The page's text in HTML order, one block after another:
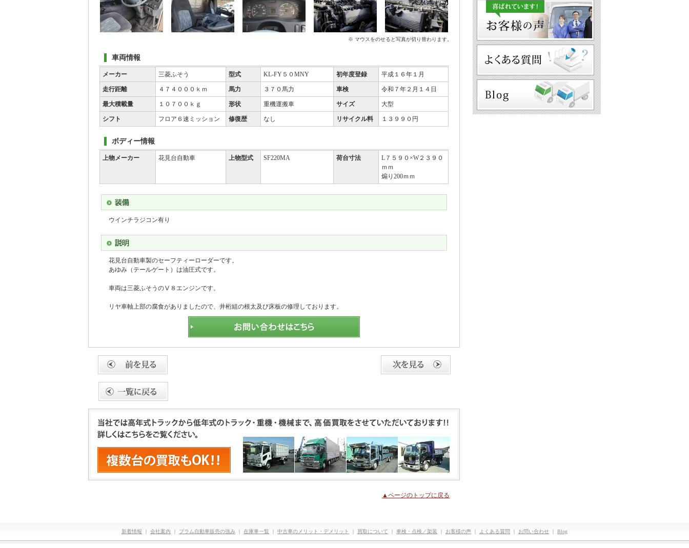
※ マウスをのせると写真が切り替わります。
車両情報
メーカー 三菱ふそう 型式 KL-FY５０MNY 初年度登録 平成１６年１月
走行距離 ４７４０００ｋｍ 馬力 ３７０馬力 車検 令和７年２月１４日
最大積載量 １０７００ｋｇ 形状 重機運搬車 サイズ 大型
シフト フロア６速ミッション 修復歴 なし リサイクル料 １３９９０円
ボディー情報
上物メーカー 花見台自動車 上物型式 SF220MA 荷台寸法
L７５９０×W２３９０
ｍｍ
煽り200ｍｍ
ウインチラジコン有り
花見台自動車製のセーフティーローダーです。
あゆみ（テールゲート）は油圧式です。
車両は三菱ふそうのⅤ８エンジンです。
リヤ車軸上部の腐食がありましたので、井桁組の根太及び床板の修理しております。
▲ページのトップに戻る
新着情報 会社案内 プラム自動車販売の強み 在庫車一覧 中古車のメリット・デメリット 買取について 車検・点検／架装 お客様の声 よくある質問 お問い合わせ Blog